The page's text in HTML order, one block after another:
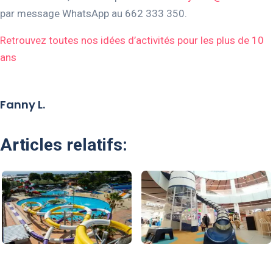
par message WhatsApp au 662 333 350.
Retrouvez toutes nos idées d’activités pour les plus de 10
ans
Fanny L.
Articles relatifs: